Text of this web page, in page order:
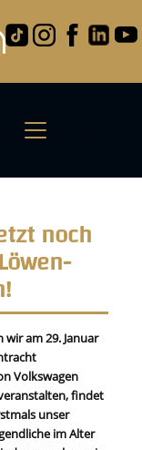
noch
am 29. Januar
Volkswagen
findet
unser
im Alter